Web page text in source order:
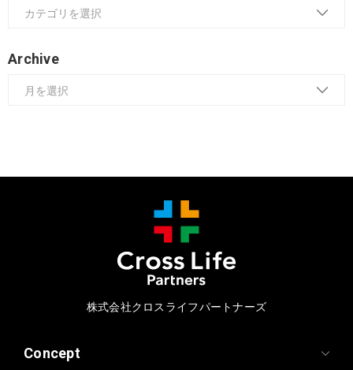
Archive
株式会社クロスライフパートナーズ
Concept